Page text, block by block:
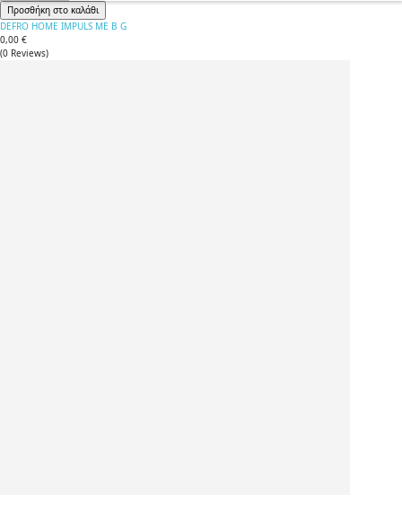
Προσθήκη στο καλάθι
DEFRO HOME IMPULS ME B G
0,00 €
(0 Reviews)